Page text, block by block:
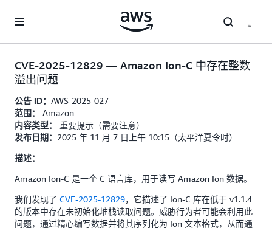
CVE-2025-12829 — Amazon Ion-C 中存在整数
溢出问题
公告 ID： AWS-2025-027
范围： Amazon
内容类型： 重要提示（需要注意）
发布日期： 2025 年 11 月 7 日上午 10:15（太平洋夏令时）
描述：
Amazon Ion-C 是一个 C 语言库，用于读写 Amazon Ion 数据。
我们发现了 CVE-2025-12829，它描述了 Ion-C 库在低于 v1.1.4
的版本中存在未初始化堆栈读取问题。威胁行为者可能会利用此
问题，通过精心编写数据并将其序列化为 Ion 文本格式，从而通